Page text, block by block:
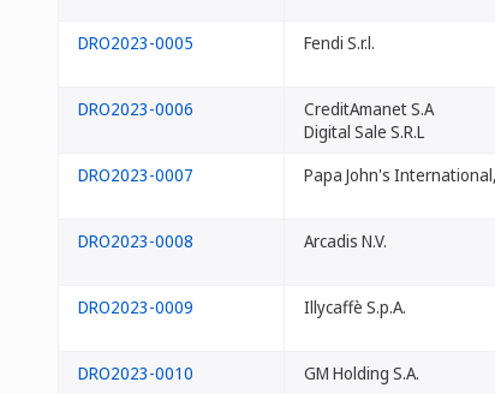
DRO2023-0005
Fendi S.r.l.
DRO2023-0006
CreditAmanet S.A
Digital Sale S.R.L
DRO2023-0007
Papa John's
DRO2023-0008
Arcadis N.V.
DRO2023-0009
Illycaffè S.p.A.
DRO2023-0010
GM Holding S.A.